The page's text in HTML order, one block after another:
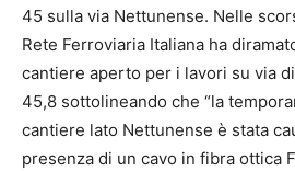
45 sulla via Nettunense. Nelle
Rete Ferroviaria Italiana ha
cantiere aperto per i lavori su via
45,8 sottolineando che “la
cantiere lato Nettunense è stata
presenza di un cavo in fibra ottica